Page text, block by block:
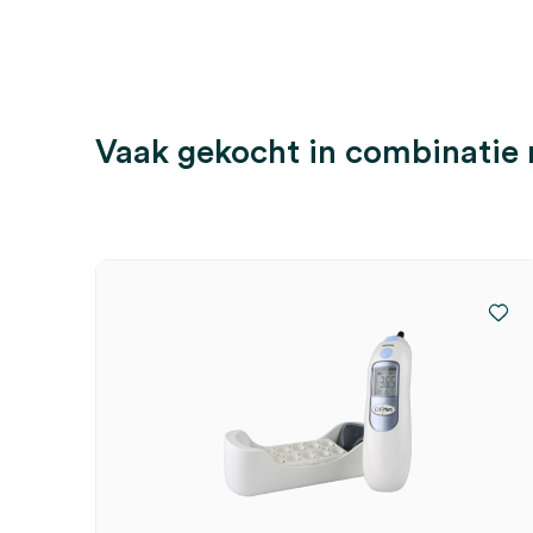
Vaak gekocht in combinatie